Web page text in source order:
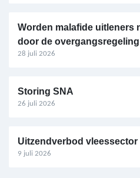
Worden malafide uitleners
door de
28 juli 2026
Storing SNA
26 juli 2026
Uitzendverbod vleessector
9 juli 2026